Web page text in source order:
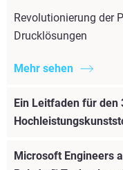
Revolutionierung der
Drucklösungen
Mehr sehen
Ein Leitfaden für den
Microsoft Engineers